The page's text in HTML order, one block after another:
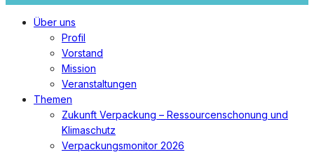
Menü
Über uns
Profil
Vorstand
Mission
Veranstaltungen
Themen
Zukunft Verpackung – Ressourcenschonung und
Klimaschutz
Verpackungsmonitor 2026